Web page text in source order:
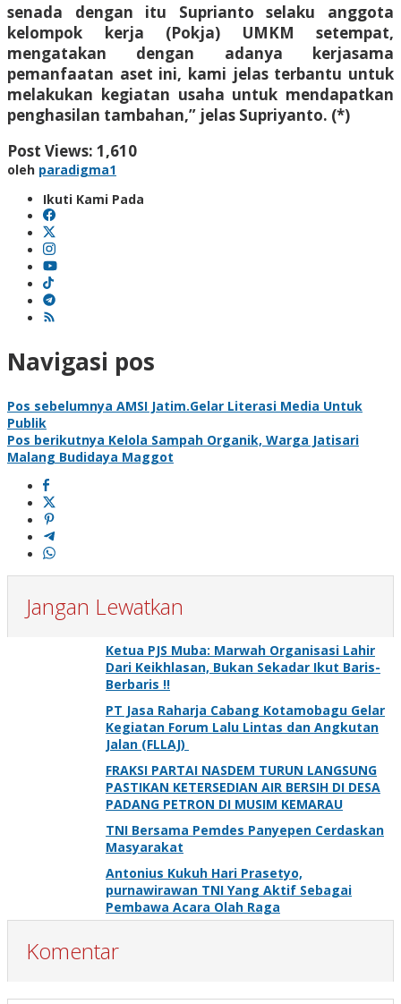
senada dengan itu Suprianto selaku anggota
kelompok kerja (Pokja) UMKM setempat,
mengatakan dengan adanya kerjasama
pemanfaatan aset ini, kami jelas terbantu untuk
melakukan kegiatan usaha untuk mendapatkan
penghasilan tambahan,” jelas Supriyanto. (*)
Post Views: 1,610
oleh paradigma1
Ikuti Kami Pada
Navigasi pos
Pos sebelumnya AMSI Jatim.Gelar Literasi Media Untuk
Publik
Pos berikutnya Kelola Sampah Organik, Warga Jatisari
Malang Budidaya Maggot
Jangan Lewatkan
Ketua PJS Muba: Marwah Organisasi Lahir
Dari Keikhlasan, Bukan Sekadar Ikut Baris-
Berbaris !!
PT Jasa Raharja Cabang Kotamobagu Gelar
Kegiatan Forum Lalu Lintas dan Angkutan
Jalan (FLLAJ)
FRAKSI PARTAI NASDEM TURUN LANGSUNG
PASTIKAN KETERSEDIAN AIR BERSIH DI DESA
PADANG PETRON DI MUSIM KEMARAU
TNI Bersama Pemdes Panyepen Cerdaskan
Masyarakat
Antonius Kukuh Hari Prasetyo,
purnawirawan TNI Yang Aktif Sebagai
Pembawa Acara Olah Raga
Komentar